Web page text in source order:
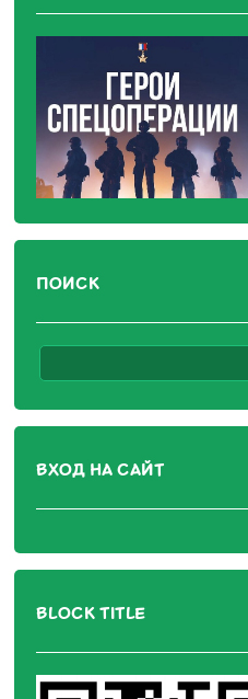
ПОИСК
ВХОД НА САЙТ
BLOCK TITLE